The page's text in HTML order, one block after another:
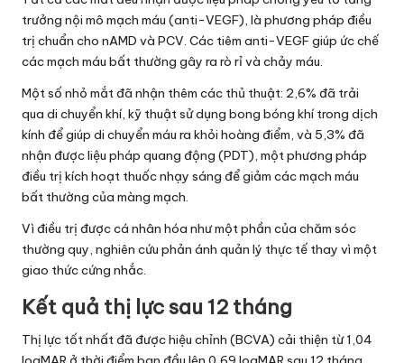
trưởng nội mô mạch máu (anti-VEGF), là phương pháp điều
trị chuẩn cho nAMD và PCV. Các tiêm anti-VEGF giúp ức chế
các mạch máu bất thường gây ra rò rỉ và chảy máu.
Một số nhỏ mắt đã nhận thêm các thủ thuật: 2,6% đã trải
qua di chuyển khí, kỹ thuật sử dụng bong bóng khí trong dịch
kính để giúp di chuyển máu ra khỏi hoàng điểm, và 5,3% đã
nhận được liệu pháp quang động (PDT), một phương pháp
điều trị kích hoạt thuốc nhạy sáng để giảm các mạch máu
bất thường của màng mạch.
Vì điều trị được cá nhân hóa như một phần của chăm sóc
thường quy, nghiên cứu phản ánh quản lý thực tế thay vì một
giao thức cứng nhắc.
Kết quả thị lực sau 12 tháng
Thị lực tốt nhất đã được hiệu chỉnh (BCVA) cải thiện từ 1,04